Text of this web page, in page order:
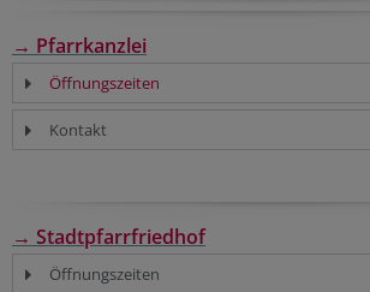
→ Pfarrkanzlei
Öffnungszeiten
Kontakt
→ Stadtpfarrfriedhof
Öffnungszeiten